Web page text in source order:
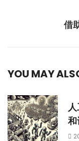
借
YOU MAY